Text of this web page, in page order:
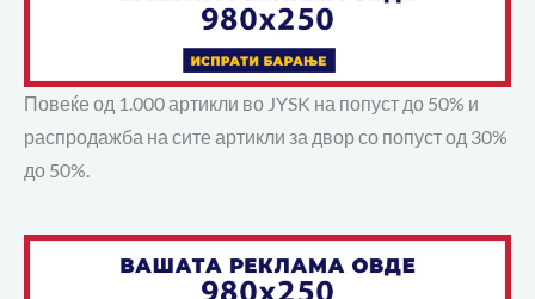
Повеќе од 1.000 артикли во JYSK на попуст до 50% и
распродажба на сите артикли за двор со попуст од 30%
до 50%.